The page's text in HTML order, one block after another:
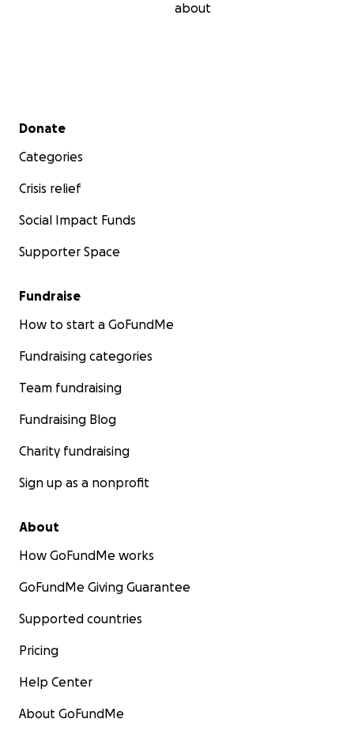
about
Secondary menu
Donate
Categories
Crisis relief
Social Impact Funds
Supporter Space
Fundraise
How to start a GoFundMe
Fundraising categories
Team fundraising
Fundraising Blog
Charity fundraising
Sign up as a nonprofit
About
How GoFundMe works
GoFundMe Giving Guarantee
Supported countries
Pricing
Help Center
About GoFundMe